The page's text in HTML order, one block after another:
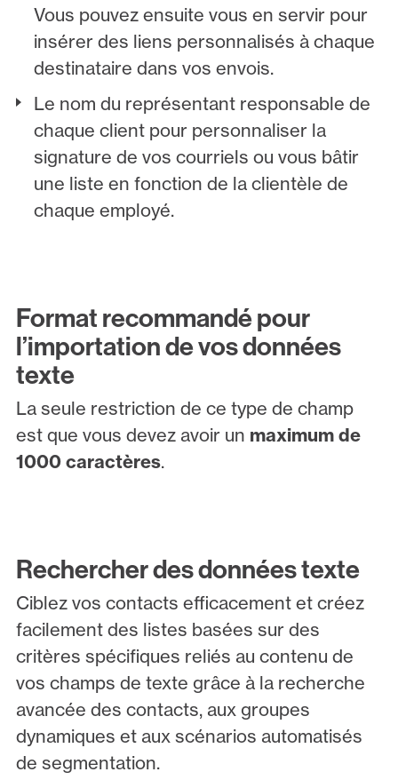
Vous pouvez ensuite vous en servir pour
insérer des liens personnalisés à chaque
destinataire dans vos envois.
Le nom du représentant responsable de
chaque client pour personnaliser la
signature de vos courriels ou vous bâtir
une liste en fonction de la clientèle de
chaque employé.
Format recommandé pour
l’importation de vos données
texte
La seule restriction de ce type de champ
est que vous devez avoir un maximum de
1000 caractères.
Rechercher des données texte
Ciblez vos contacts efficacement et créez
facilement des listes basées sur des
critères spécifiques reliés au contenu de
vos champs de texte grâce à la recherche
avancée des contacts, aux groupes
dynamiques et aux scénarios automatisés
de segmentation.